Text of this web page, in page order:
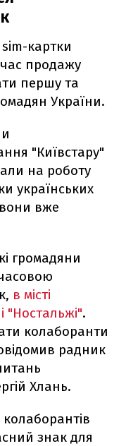
картки
час продажу
першу та
України.
"Київстару"
на роботу
українських
вже
громадяни
в місті
"Ностальжі".
колаборанти
радник
Хлань.
колаборантів
знак для